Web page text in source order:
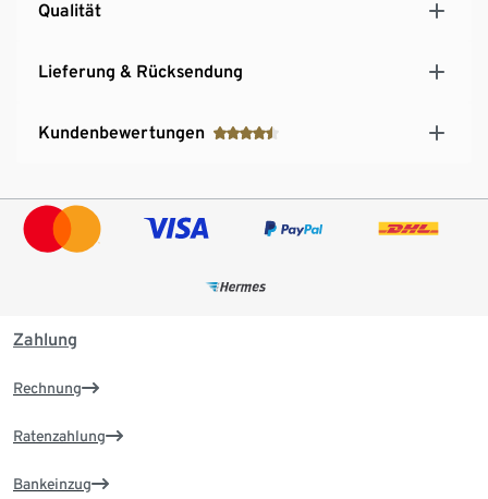
Qualität
Lieferung & Rücksendung
Kundenbewertungen
Zahlung
Rechnung
Ratenzahlung
Bankeinzug